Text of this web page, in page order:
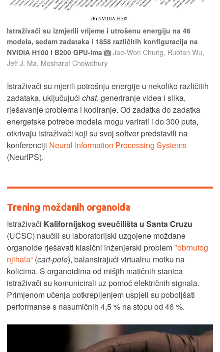
Istraživači su izmjerili vrijeme i utrošenu energiju na 46
modela, sedam zadataka i 1858 različitih konfiguracija na
NVIDIA H100 i B200 GPU-ima
Jae-Won Chung, Ruofan Wu,
Jeff J. Ma, Mosharaf Chowdhury
Istraživači su mjerili potrošnju energije u nekoliko različitih
zadataka, uključujući chat, generiranje videa i slika,
rješavanje problema i kodiranje. Od zadatka do zadatka
energetske potrebe modela mogu varirati i do 300 puta,
otkrivaju istraživači koji su svoj softver predstavili na
konferenciji Neural Information Processing Systems
(NeurIPS).
Trening moždanih organoida
Istraživači Kalifornijskog sveučilišta u Santa Cruzu
(UCSC) naučili su laboratorijski uzgojene moždane
organoide rješavati klasični inženjerski problem"obrnutog
njihala“ (cart-pole), balansirajući virtualnu motku na
kolicima. S organoidima od mišjih matičnih stanica
istraživači su komunicirali uz pomoć električnih signala.
Primjenom učenja potkrepljenjem uspjeli su poboljšati
performanse s nasumičnih 4,5 % na stopu od 46 %.